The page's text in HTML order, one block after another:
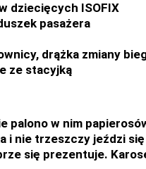
dziecięcych ISOFIX
pasażera
drążka zmiany
ze stacyjką
palono w nim
i nie trzeszczy jeździ
się prezentuje.